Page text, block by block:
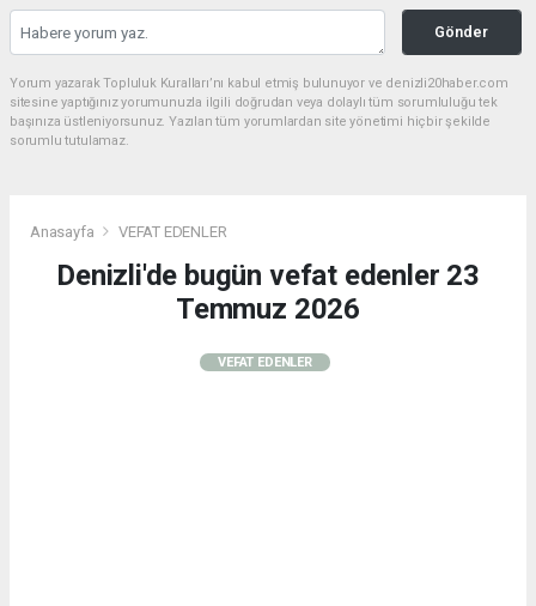
Gönder
Yorum yazarak Topluluk Kuralları’nı kabul etmiş bulunuyor ve denizli20haber.com
sitesine yaptığınız yorumunuzla ilgili doğrudan veya dolaylı tüm sorumluluğu tek
başınıza üstleniyorsunuz. Yazılan tüm yorumlardan site yönetimi hiçbir şekilde
sorumlu tutulamaz.
Anasayfa VEFAT EDENLER
Denizli'de bugün vefat edenler 23
Temmuz 2026
VEFAT EDENLER